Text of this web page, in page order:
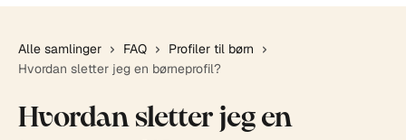
Alle samlinger FAQ
Profiler til børn
Hvordan sletter jeg en børneprofil?
Hvordan sletter jeg en